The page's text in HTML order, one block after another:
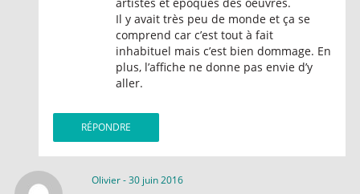
Il y avait très peu de monde et ça se
comprend car c’est tout à fait
inhabituel mais c’est bien dommage. En
plus, l’affiche ne donne pas envie d’y
aller.
RÉPONDRE
Olivier-30 juin 2016